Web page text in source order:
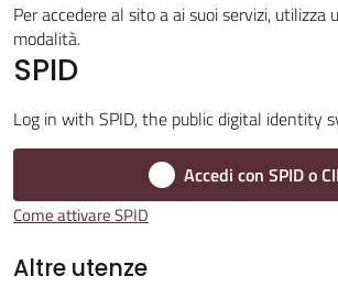
Servizi
Menu selezionato
Vivere
Bentivoglio
Amministrazione
Trasparente
Per accedere al sito a ai suoi servizi, utilizza
modalità.
SPID
Log in with SPID, the public digital identity
Accedi con SPID o
Come attivare SPID
Altre utenze